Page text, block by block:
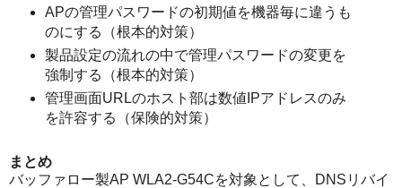
APの管理パスワードの初期値を機器毎に違うも
のにする（根本的対策）
製品設定の流れの中で管理パスワードの変更を
強制する（根本的対策）
管理画面URLのホスト部は数値IPアドレスのみ
を許容する（保険的対策）
まとめ
バッファロー製AP WLA2-G54Cを対象として、DNSリバイ